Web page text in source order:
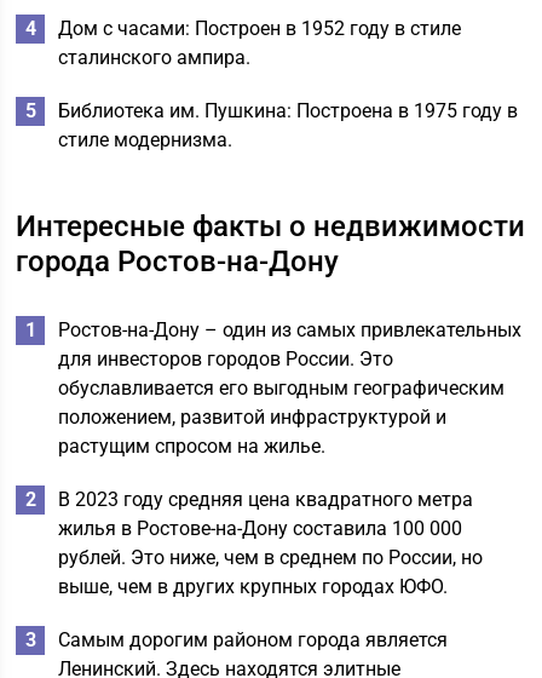
Дом с часами: Построен в 1952 году в стиле
сталинского ампира.
Библиотека им. Пушкина: Построена в 1975 году в
стиле модернизма.
Интересные факты о недвижимости
города Ростов-на-Дону
Ростов-на-Дону – один из самых привлекательных
для инвесторов городов России. Это
обуславливается его выгодным географическим
положением, развитой инфраструктурой и
растущим спросом на жилье.
В 2023 году средняя цена квадратного метра
жилья в Ростове-на-Дону составила 100 000
рублей. Это ниже, чем в среднем по России, но
выше, чем в других крупных городах ЮФО.
Самым дорогим районом города является
Ленинский. Здесь находятся элитные